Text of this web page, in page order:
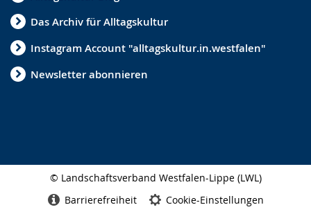
Das Archiv für Alltagskultur
Instagram Account "alltagskultur.in.westfalen"
Newsletter abonnieren
© Landschaftsverband Westfalen-Lippe (LWL)
Barrierefreiheit Cookie-Einstellungen